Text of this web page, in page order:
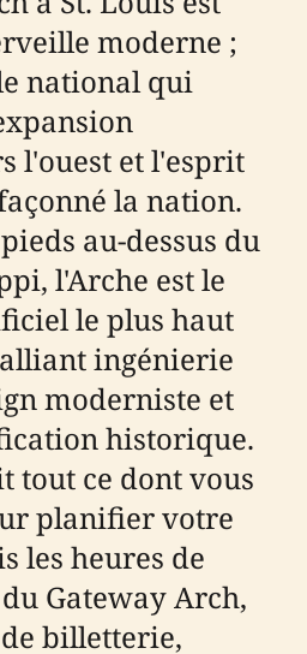
moderne ;
national qui
l'ouest et l'esprit
la nation.
au-dessus du
l'Arche est le
le plus haut
ingénierie
moderniste et
historique.
tout ce dont vous
planifier votre
les heures de
Gateway Arch,
billetterie,